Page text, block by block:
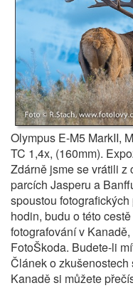
Olympus E-M5 MarkII,
TC 1,4x, (160mm).
Zdárně jsme se vrátili z
parcích Jasperu a
spoustou
hodin, budu o této
fotografování v
FotoŠkoda. Budete-li
Článek o zkušenostech
Kanadě si můžete